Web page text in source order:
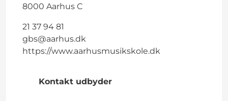
8000 Aarhus C
21 37 94 81
gbs@aarhus.dk
https://www.aarhusmusikskole.dk
Kontakt udbyder